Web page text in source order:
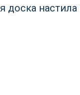
доска настила